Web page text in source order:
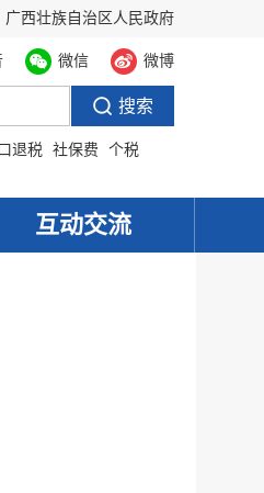
广西壮族自治区人民政府
微信 微博
退税 社保费 个税
互动交流